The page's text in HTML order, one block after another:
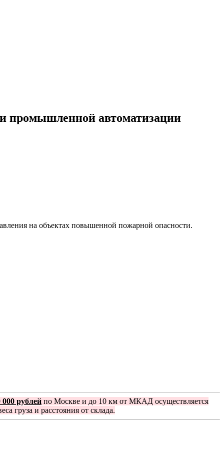
промышленной автоматизации
на объектах повышенной пожарной опасности.
000 рублей по Москве и до 10 км от МКАД осуществляется
груза и расстояния от склада.